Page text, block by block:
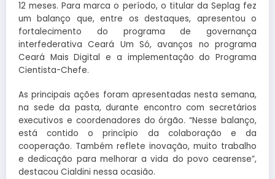
12 meses. Para marca o período, o titular da Seplag fez
um balanço que, entre os destaques, apresentou o
fortalecimento do programa de governança
interfederativa Ceará Um Só, avanços no programa
Ceará Mais Digital e a implementação do Programa
Cientista-Chefe.
As principais ações foram apresentadas nesta semana,
na sede da pasta, durante encontro com secretários
executivos e coordenadores do órgão. “Nesse balanço,
está contido o princípio da colaboração e da
cooperação. Também reflete inovação, muito trabalho
e dedicação para melhorar a vida do povo cearense”,
destacou Cialdini nessa ocasião.